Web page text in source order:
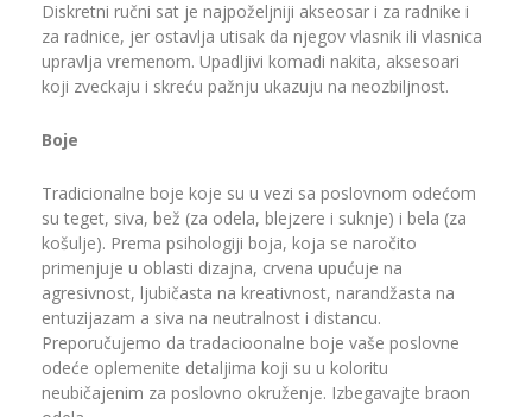
Diskretni ručni sat je najpoželjniji akseosar i za radnike i
za radnice, jer ostavlja utisak da njegov vlasnik ili vlasnica
upravlja vremenom. Upadljivi komadi nakita, aksesoari
koji zveckaju i skreću pažnju ukazuju na neozbiljnost.
Boje
Tradicionalne boje koje su u vezi sa poslovnom odećom
su teget, siva, bež (za odela, blejzere i suknje) i bela (za
košulje). Prema psihologiji boja, koja se naročito
primenjuje u oblasti dizajna, crvena upućuje na
agresivnost, ljubičasta na kreativnost, narandžasta na
entuzijazam a siva na neutralnost i distancu.
Preporučujemo da tradacioonalne boje vaše poslovne
odeće oplemenite detaljima koji su u koloritu
neubičajenim za poslovno okruženje. Izbegavajte braon